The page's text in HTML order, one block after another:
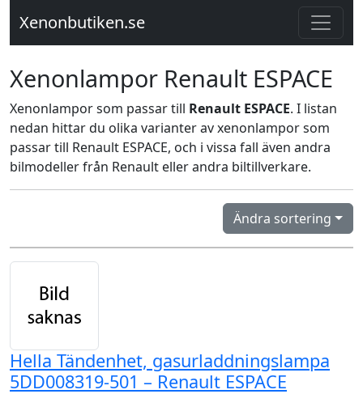
Xenonbutiken.se
Xenonlampor Renault ESPACE
Xenonlampor som passar till Renault ESPACE. I listan
nedan hittar du olika varianter av xenonlampor som
passar till Renault ESPACE, och i vissa fall även andra
bilmodeller från Renault eller andra biltillverkare.
Ändra sortering
Hella Tändenhet, gasurladdningslampa
5DD008319-501 – Renault ESPACE